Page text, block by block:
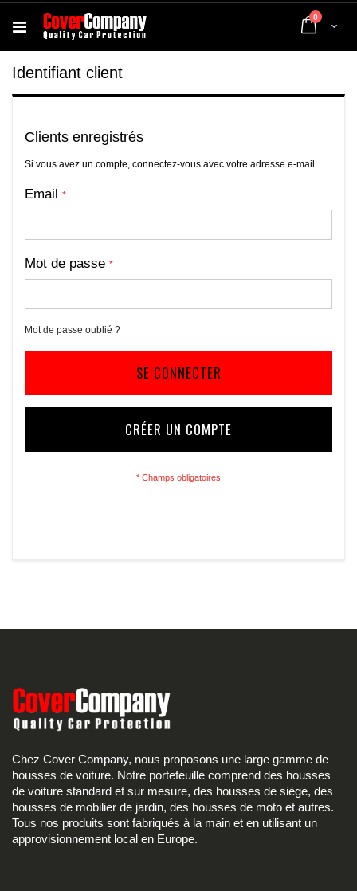
Cart
0 articles
Identifiant client
Clients enregistrés
Si vous avez un compte, connectez-vous avec votre adresse e-mail.
Email
Mot de passe
Mot de passe oublié ?
SE CONNECTER
CRÉER UN COMPTE
Chez Cover Company, nous proposons une large gamme de
housses de voiture. Notre portefeuille comprend des housses
de voiture standard et sur mesure, des housses de siège, des
housses de mobilier de jardin, des housses de moto et autres.
Tous nos produits sont fabriqués à la main et en utilisant un
approvisionnement local en Europe.